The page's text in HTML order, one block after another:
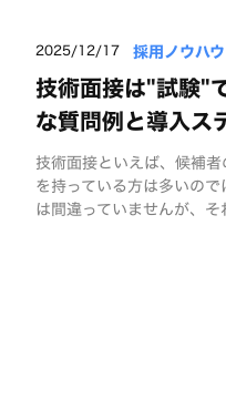
2025/12/17 採用ノウハウ
技術面接は"試験"
な質問例と導入ス
技術面接といえば、候補
を持っている方は多いの
は間違っていませんが、そ